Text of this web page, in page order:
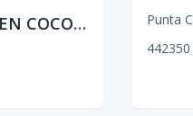
OPORTUNIDAD APARTAMENTO EN COCOTAL Punta
442350